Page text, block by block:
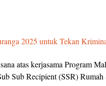
2025 untuk Tekan
atas kerjasama Program
Sub Recipient (SSR)